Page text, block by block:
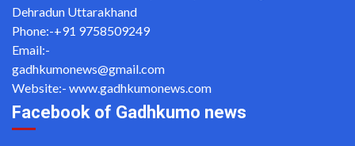
Dehradun Uttarakhand
Phone:-+91 9758509249
Email:-
gadhkumonews@gmail.com
Website:- www.gadhkumonews.com
Facebook of Gadhkumo news